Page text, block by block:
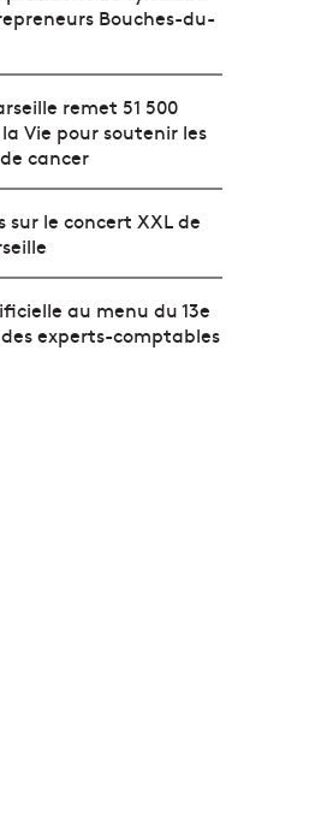
Bouches-du-
remet 51 500
Vie pour soutenir les
cancer
sur le concert XXL de
au menu du 13e
experts-comptables